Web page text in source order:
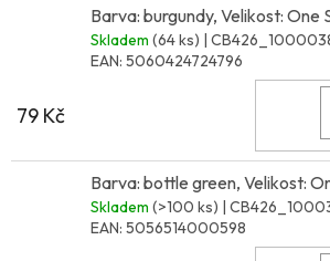
Barva: burgundy, Velikost: One
Skladem (64 ks) |
EAN: 5060424724796
79 Kč
Barva: bottle green, Velikost:
Skladem (>100 ks) |
EAN: 5056514000598